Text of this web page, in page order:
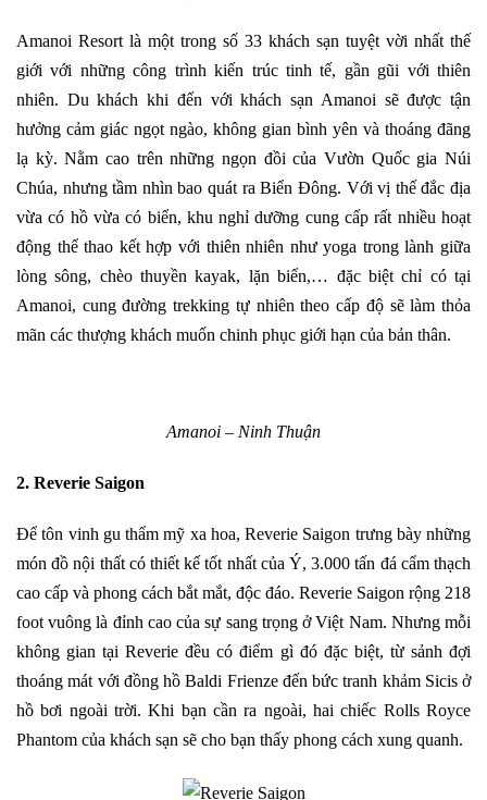
Amanoi Resort là một trong số 33 khách sạn tuyệt vời nhất thế
giới với những công trình kiến trúc tinh tế, gần gũi với thiên
nhiên. Du khách khi đến với khách sạn Amanoi sẽ được tận
hưởng cảm giác ngọt ngào, không gian bình yên và thoáng đãng
lạ kỳ. Nằm cao trên những ngọn đồi của Vườn Quốc gia Núi
Chúa, nhưng tầm nhìn bao quát ra Biển Đông. Với vị thế đắc địa
vừa có hồ vừa có biển, khu nghỉ dưỡng cung cấp rất nhiều hoạt
động thể thao kết hợp với thiên nhiên như yoga trong lành giữa
lòng sông, chèo thuyền kayak, lặn biển,… đặc biệt chỉ có tại
Amanoi, cung đường trekking tự nhiên theo cấp độ sẽ làm thỏa
mãn các thượng khách muốn chinh phục giới hạn của bản thân.
Amanoi – Ninh Thuận
2. Reverie Saigon
Để tôn vinh gu thẩm mỹ xa hoa, Reverie Saigon trưng bày những
món đồ nội thất có thiết kế tốt nhất của Ý, 3.000 tấn đá cẩm thạch
cao cấp và phong cách bắt mắt, độc đáo. Reverie Saigon rộng 218
foot vuông là đỉnh cao của sự sang trọng ở Việt Nam. Nhưng mỗi
không gian tại Reverie đều có điểm gì đó đặc biệt, từ sảnh đợi
thoáng mát với đồng hồ Baldi Frienze đến bức tranh khảm Sicis ở
hồ bơi ngoài trời. Khi bạn cần ra ngoài, hai chiếc Rolls Royce
Phantom của khách sạn sẽ cho bạn thấy phong cách xung quanh.